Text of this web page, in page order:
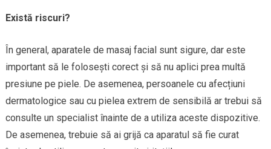
Există riscuri?
În general, aparatele de masaj facial sunt sigure, dar este
important să le folosești corect și să nu aplici prea multă
presiune pe piele. De asemenea, persoanele cu afecțiuni
dermatologice sau cu pielea extrem de sensibilă ar trebui să
consulte un specialist înainte de a utiliza aceste dispozitive.
De asemenea, trebuie să ai grijă ca aparatul să fie curat